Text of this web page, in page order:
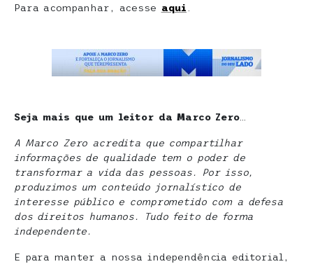
Para acompanhar, acesse aqui.
Seja mais que um leitor da Marco Zero…
A Marco Zero acredita que compartilhar
informações de qualidade tem o poder de
transformar a vida das pessoas. Por isso,
produzimos um conteúdo jornalístico de
interesse público e comprometido com a defesa
dos direitos humanos. Tudo feito de forma
independente.
E para manter a nossa independência editorial,